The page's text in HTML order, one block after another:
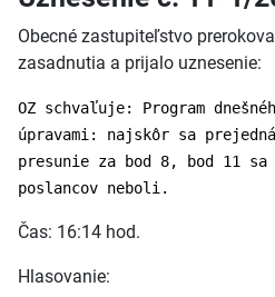
Obecné zastupiteľstvo
zasadnutia a prijalo uznesenie:
OZ schvaľuje: Program
úpravami: najskôr sa
presunie za bod 8, bod 11
poslancov neboli.
Čas: 16:14 hod.
Hlasovanie: